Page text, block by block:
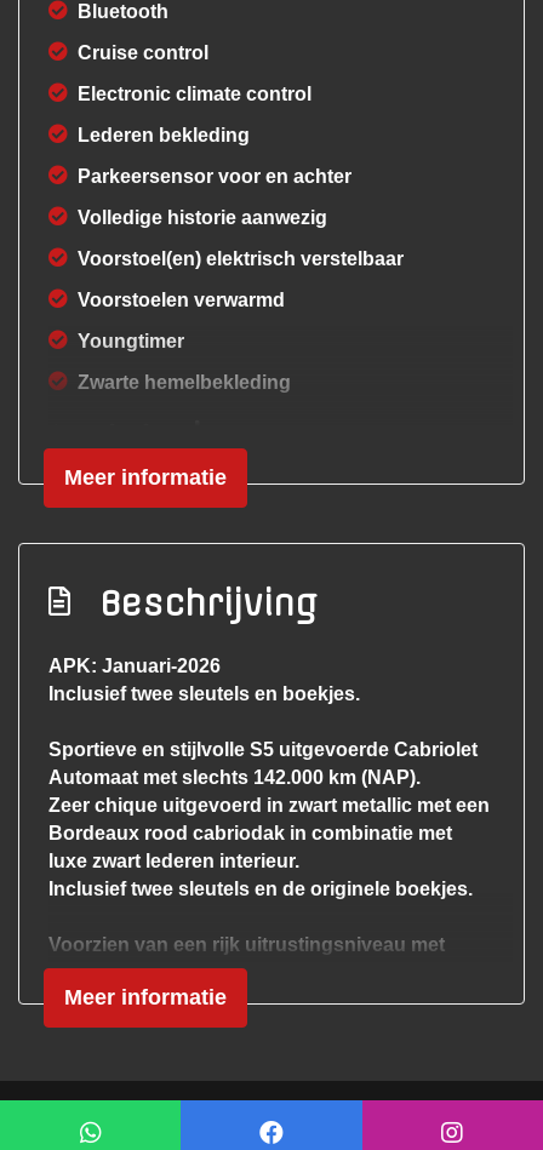
Bluetooth
Cruise control
Electronic climate control
Lederen bekleding
Parkeersensor voor en achter
Volledige historie aanwezig
Voorstoel(en) elektrisch verstelbaar
Voorstoelen verwarmd
Youngtimer
Zwarte hemelbekleding
Interieur
Airco
Electronic climate control
Lederen bekleding
Lendesteun(en) verstelbaar
Middenarmsteun voor
Sportstoelen
Sportstuur
Stuur leder
Stuurbekrachtiging
Voorstoel(en) elektrisch verstelbaar
Meer informatie
Beschrijving
APK: Januari-2026
Inclusief twee sleutels en boekjes.
Sportieve en stijlvolle S5 uitgevoerde Cabriolet
Automaat met slechts 142.000 km (NAP).
Zeer chique uitgevoerd in zwart metallic met een
Bordeaux rood cabriodak in combinatie met
luxe zwart lederen interieur.
Inclusief twee sleutels en de originele boekjes.
Voorzien van een rijk uitrustingsniveau met
onder andere:
Lederen sportstoelen
Bi-Xenon verlichting
Stoelverwarming
Navigatiesysteem
Meer informatie
Mogelijk gemaakt door Mobilox